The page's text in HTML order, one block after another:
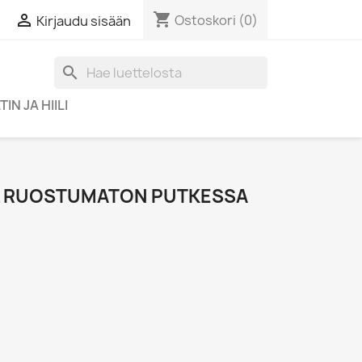
 Kirjaudu sisään shopping_cart Ostoskori (0)
search
JA HIILI
PUTKESSA